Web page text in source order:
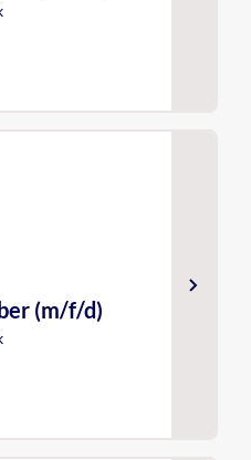
(m/f/d)